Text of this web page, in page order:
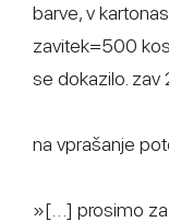
barve, v
zavitek=500
se dokazilo.
na vprašanje
»[…] prosimo za